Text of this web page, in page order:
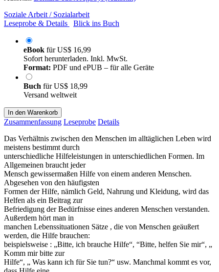
Soziale Arbeit / Sozialarbeit
Leseprobe & Details
Blick ins Buch
eBook fürUS$ 16,99
Sofort herunterladen. Inkl. MwSt.
Format: PDF und ePUB – für alle Geräte
Buch fürUS$ 18,99
Versand weltweit
In den Warenkorb
Zusammenfassung Leseprobe Details
Das Verhältnis zwischen den Menschen im alltäglichen Leben wird
meistens bestimmt durch
unterschiedliche Hilfeleistungen in unterschiedlichen Formen. Im
Allgemeinen braucht jeder
Mensch gewissermaßen Hilfe von einem anderen Menschen.
Abgesehen von den häufigsten
Formen der Hilfe, nämlich Geld, Nahrung und Kleidung, wird das
Helfen als ein Beitrag zur
Befriedigung der Bedürfnisse eines anderen Menschen verstanden.
Außerdem hört man in
manchen Lebenssituationen Sätze , die von Menschen geäußert
werden, die Hilfe brauchen:
beispielsweise : „Bitte, ich brauche Hilfe“, “Bitte, helfen Sie mir“, „
Komm mir bitte zur
Hilfe“, „ Was kann ich für Sie tun?“ usw. Manchmal kommt es vor,